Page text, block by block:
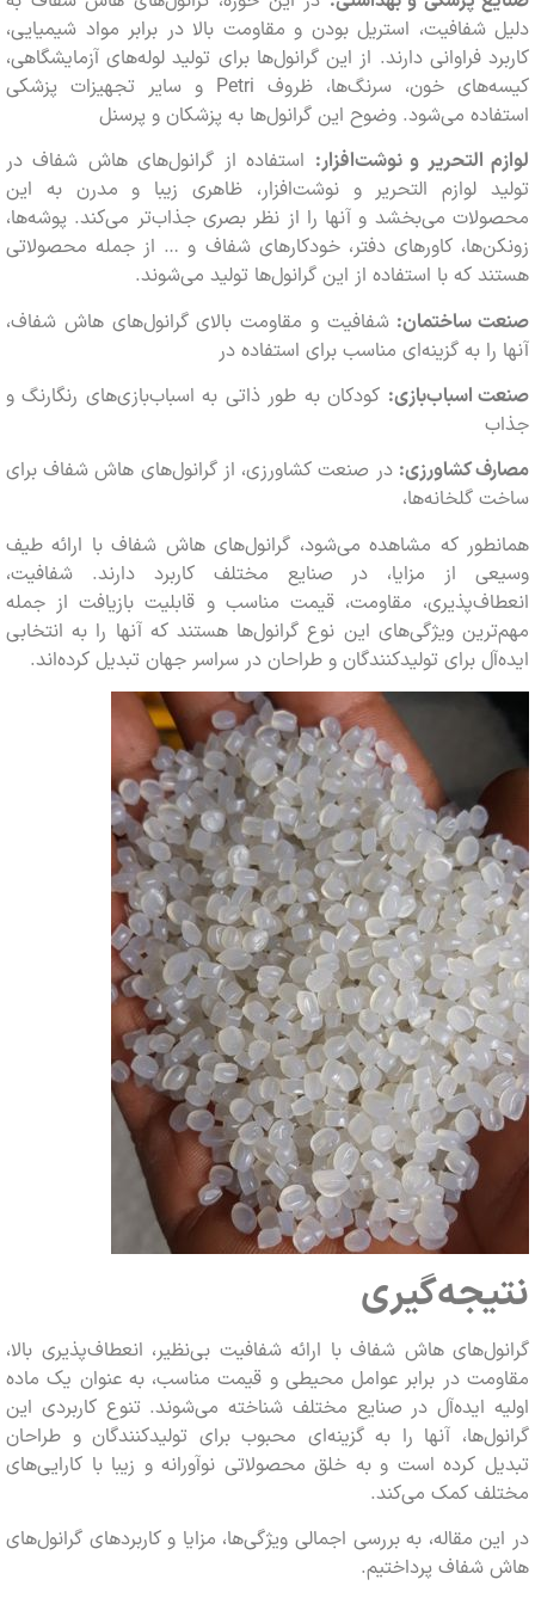
شفافیت، استریل بودن و مقاومت بالا در برابر مواد شیمیایی،
فراوانی دارند. از این گرانول‌ها برای تولید لوله‌های آزمایشگاهی،
کیسه‌های خون، سرنگ‌ها، ظروف Petri و سایر تجهیزات پزشکی
می‌شود. وضوح این گرانول‌ها به پزشکان و پرسنل
التحریر و نوشت‌افزار:استفاده از گرانول‌های هاش شفاف در
لوازم التحریر و نوشت‌افزار، ظاهری زیبا و مدرن به این
می‌بخشد و آنها را از نظر بصری جذاب‌تر می‌کند. پوشه‌ها،
کاورهای دفتر، خودکارهای شفاف و … از جمله محصولاتی
که با استفاده از این گرانول‌ها تولید می‌شوند.
ساختمان:شفافیت و مقاومت بالای گرانول‌های هاش شفاف،
به گزینه‌ای مناسب برای استفاده در
اسباب‌بازی:کودکان به طور ذاتی به اسباب‌بازی‌های رنگارنگ و
کشاورزی:در صنعت کشاورزی، از گرانول‌های هاش شفاف برای
گلخانه‌ها،
که مشاهده می‌شود، گرانول‌های هاش شفاف با ارائه طیف
از مزایا، در صنایع مختلف کاربرد دارند. شفافیت،
مقاومت، قیمت مناسب و قابلیت بازیافت از جمله
ویژگی‌های این نوع گرانول‌ها هستند که آنها را به انتخابی
برای تولیدکنندگان و طراحان در سراسر جهان تبدیل کرده‌اند.
هاش شفاف با ارائه شفافیت بی‌نظیر، انعطاف‌پذیری بالا،
در برابر عوامل محیطی و قیمت مناسب، به عنوان یک ماده
ایده‌آل در صنایع مختلف شناخته می‌شوند. تنوع کاربردی این
آنها را به گزینه‌ای محبوب برای تولیدکنندگان و طراحان
کرده است و به خلق محصولاتی نوآورانه و زیبا با کارایی‌های
کمک می‌کند.
مقاله، به بررسی اجمالی ویژگی‌ها، مزایا و کاربردهای گرانول‌های
پرداختیم.